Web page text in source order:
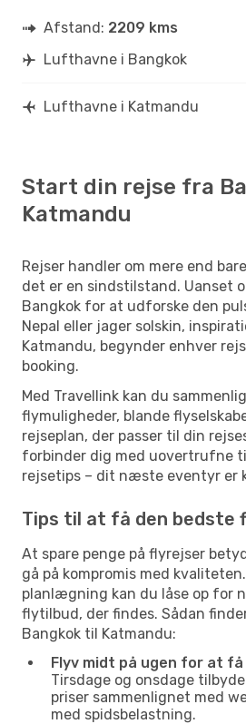
Afstand: 2209 kms
Lufthavne i Bangkok
Lufthavne i Katmandu
Start din rejse fra
Katmandu
Rejser handler om mere end
det er en sindstilstand. Uanset
Bangkok for at udforske den
Nepal eller jager solskin,
Katmandu, begynder enhver
booking.
Med Travellink kan du
flymuligheder, blande
rejseplan, der passer til din
forbinder dig med uovertrufne
rejsetips – dit næste eventyr er
Tips til at få den bedste
At spare penge på flyrejser
gå på kompromis med
planlægning kan du låse op for
flytilbud, der findes. Sådan
Bangkok til Katmandu:
Flyv midt på ugen for at
Tirsdage og onsdage
priser sammenlignet med
med spidsbelastning.